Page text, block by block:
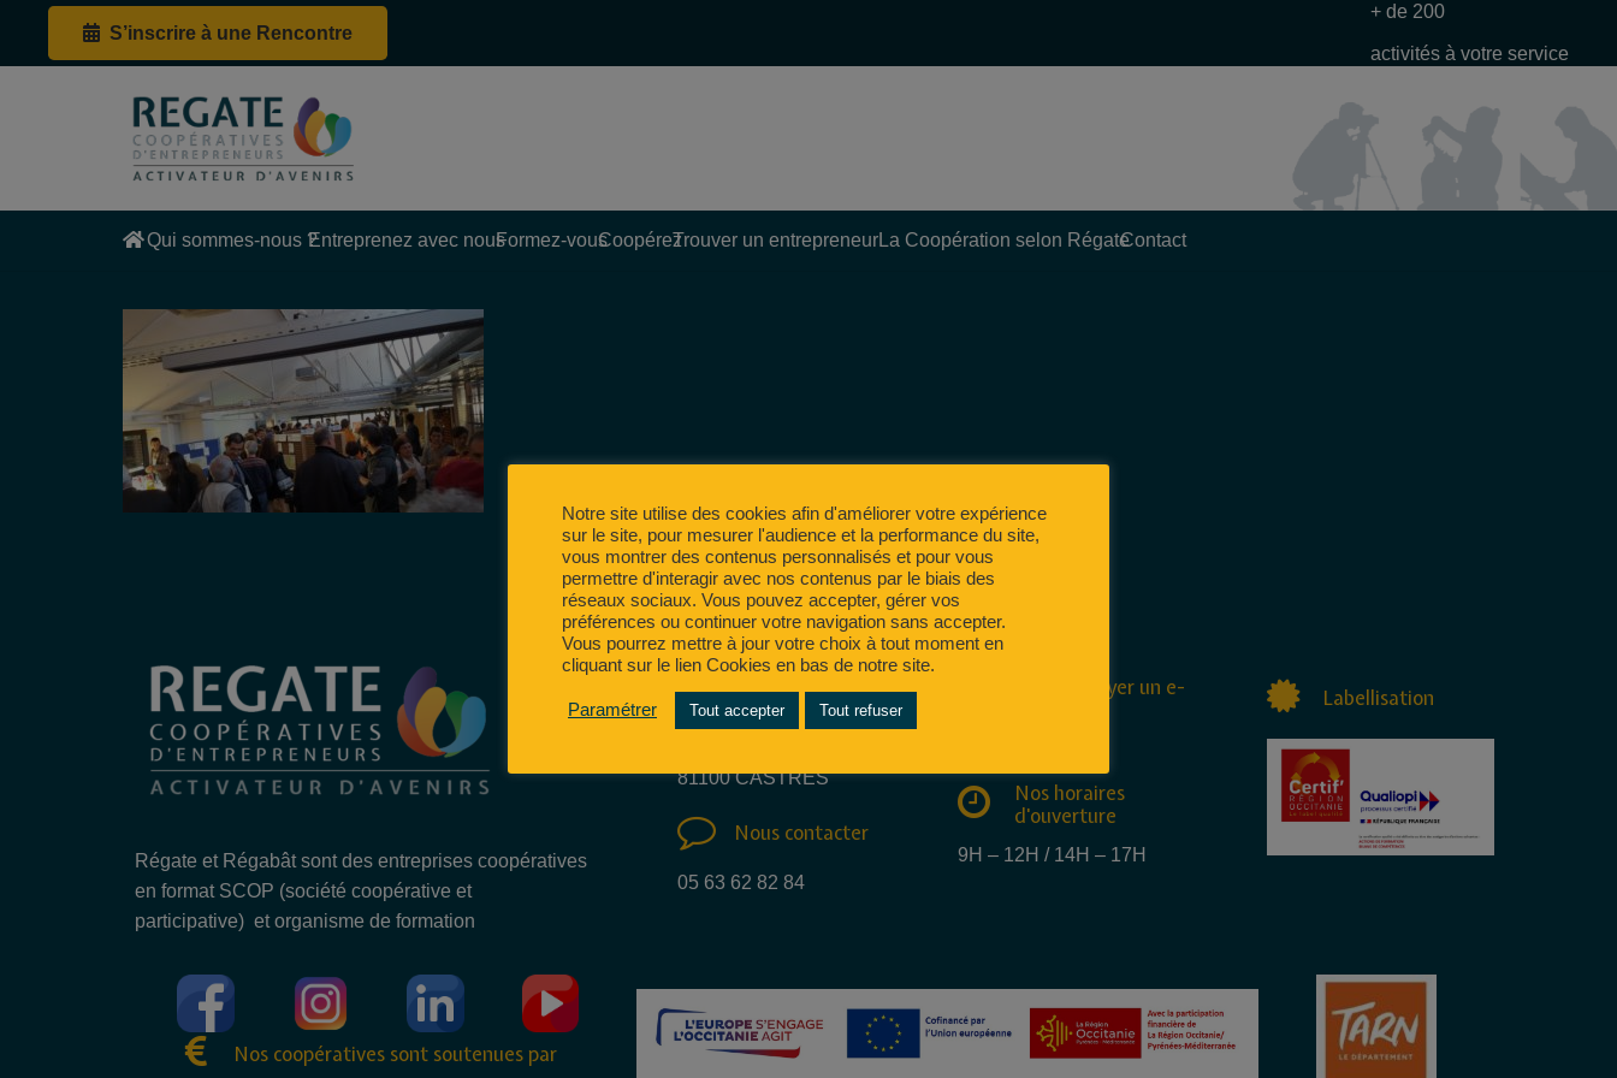
S’inscrire à une Rencontre
+ de 200
activités à votre service
Qui sommes-nous ?Entreprenez avec nousFormez-vousCoopérezTrouver un entrepreneurLa Coopération selon RégateContact
Régate et Régabât sont des entreprises coopératives
en format SCOP (société coopérative et
participative) et organisme de formation
Nous trouver
81100 CASTRES
Nous contacter
05 63 62 82 84
Nous envoyer un e-
Nos horaires
d'ouverture
9H – 12H / 14H – 17H
Labellisation
Nos coopératives sont soutenues par
Notre site utilise des cookies afin d'améliorer votre expérience
sur le site, pour mesurer l'audience et la performance du site,
vous montrer des contenus personnalisés et pour vous
permettre d'interagir avec nos contenus par le biais des
réseaux sociaux. Vous pouvez accepter, gérer vos
préférences ou continuer votre navigation sans accepter.
Vous pourrez mettre à jour votre choix à tout moment en
cliquant sur le lien Cookies en bas de notre site.
Paramétrer Tout accepter Tout refuser